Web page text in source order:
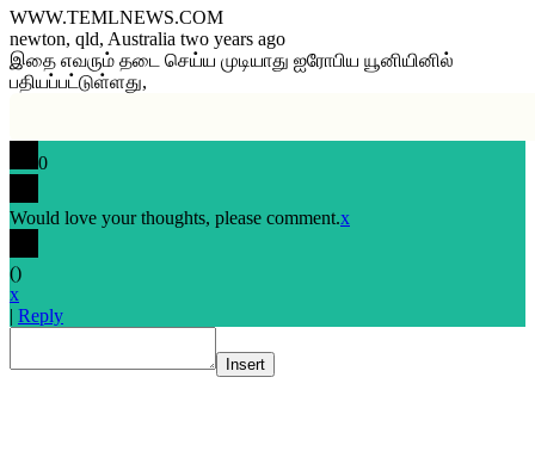
WWW.TEMLNEWS.COM
newton, qld, Australia two years ago
இதை எவரும் தடை செய்ய முடியாது ஐரோபிய யூனியினில்
பதியப்பட்டுள்ளது,
0
Would love your thoughts, please comment.x
()
x
| Reply
Insert